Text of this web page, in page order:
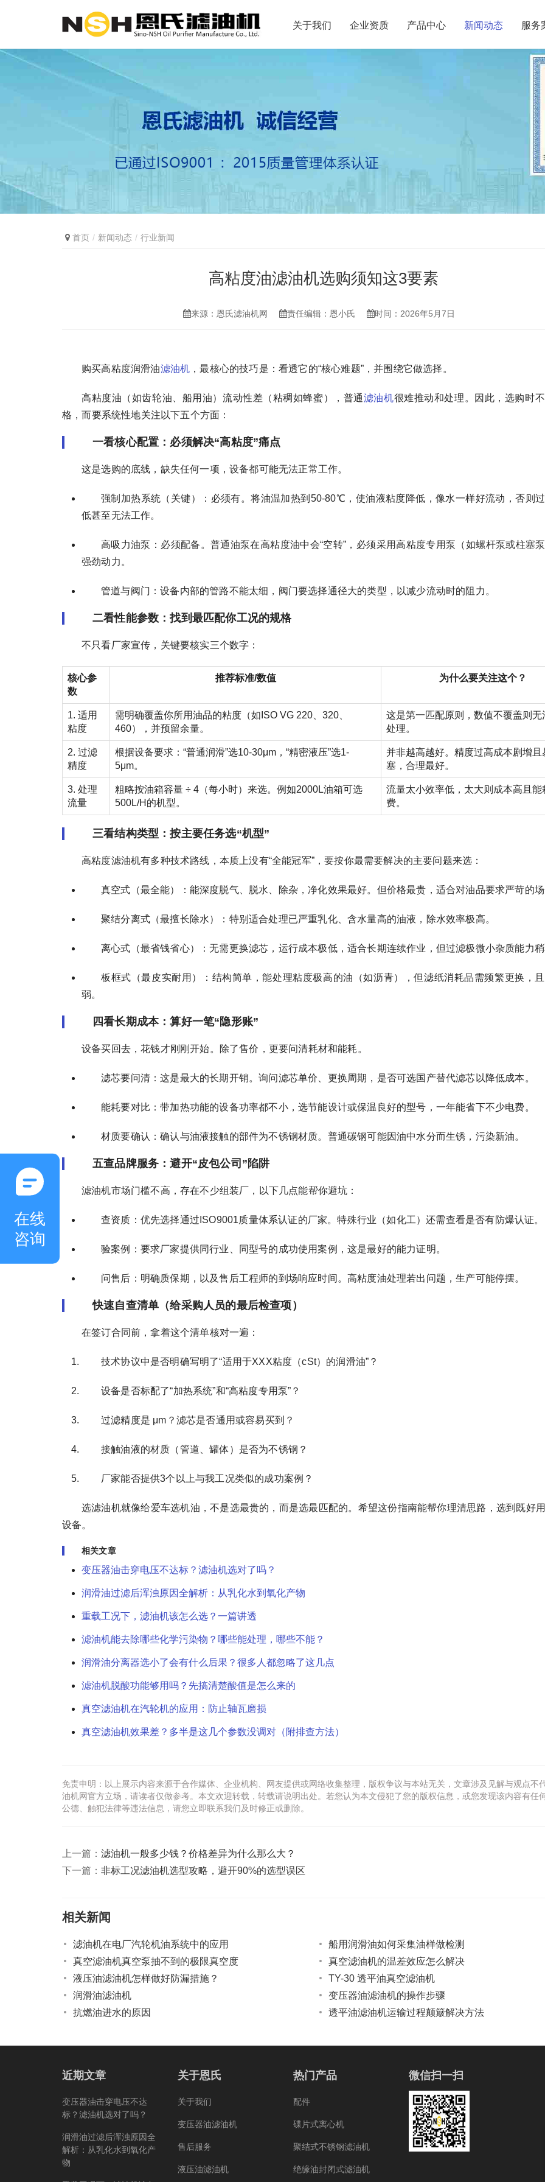
关于我们 企业资质 产品中心 新闻动态 服务
首页 新闻动态 行业新闻
高粘度油滤油机选购须知这3要素
来源：恩氏滤油机网 责任编辑：恩小氏 时间：2026年5月7日
购买高粘度润滑油滤油机 ，最核心的技巧是：看透它的“核心难题”，并围绕它做选择。
高粘度油（如齿轮油、船用油）流动性差（粘稠如蜂蜜），普通滤油机很难推动和处理。因此，选购时
格，而要系统性地关注以下五个方面：
一看核心配置：必须解决“高粘度”痛点
这是选购的底线，缺失任何一项，设备都可能无法正常工作。
强制加热系统（关键）：必须有。将油温加热到50-80℃，使油液粘度降低，像水一样好流动，否则
低甚至无法工作。
高吸力油泵：必须配备。普通油泵在高粘度油中会“空转”，必须采用高粘度专用泵（如螺杆泵或柱塞
强劲动力。
管道与阀门：设备内部的管路不能太细，阀门要选择通径大的类型，以减少流动时的阻力。
二看性能参数：找到最匹配你工况的规格
不只看厂家宣传，关键要核实三个数字：
核心参
数
推荐标准/数值 为什么要关注这个？
1. 适用
粘度
需明确覆盖你所用油品的粘度（如ISO VG 220、320、
460），并预留余量。
这是第一匹配原则，数值不覆盖则无
处理。
2. 过滤
精度
根据设备要求：“普通润滑”选10-30μm，“精密液压”选1-
5μm。
并非越高越好。精度过高成本剧增且
塞，合理最好。
3. 处理
流量
粗略按油箱容量 ÷ 4（每小时）来选。例如2000L油箱可选
500L/H的机型。
流量太小效率低，太大则成本高且能
费。
三看结构类型：按主要任务选“机型”
高粘度滤油机有多种技术路线，本质上没有“全能冠军”，要按你最需要解决的主要问题来选：
真空式（最全能）：能深度脱气、脱水、除杂，净化效果最好。但价格最贵，适合对油品要求严苛的场
聚结分离式（最擅长除水）：特别适合处理已严重乳化、含水量高的油液，除水效率极高。
离心式（最省钱省心）：无需更换滤芯，运行成本极低，适合长期连续作业，但过滤极微小杂质能力稍
板框式（最皮实耐用）：结构简单，能处理粘度极高的油（如沥青），但滤纸消耗品需频繁更换，
弱。
四看长期成本：算好一笔“隐形账”
设备买回去，花钱才刚刚开始。除了售价，更要问清耗材和能耗。
滤芯要问清：这是最大的长期开销。询问滤芯单价、更换周期，是否可选国产替代滤芯以降低成本。
能耗要对比：带加热功能的设备功率都不小，选节能设计或保温良好的型号，一年能省下不少电费。
材质要确认：确认与油液接触的部件为不锈钢材质。普通碳钢可能因油中水分而生锈，污染新油。
五查品牌服务：避开“皮包公司”陷阱
滤油机市场门槛不高，存在不少组装厂，以下几点能帮你避坑：
查资质：优先选择通过ISO9001质量体系认证的厂家。特殊行业（如化工）还需查看是否有防爆认证。
验案例：要求厂家提供同行业、同型号的成功使用案例，这是最好的能力证明。
问售后：明确质保期，以及售后工程师的到场响应时间。高粘度油处理若出问题，生产可能停摆。
快速自查清单（给采购人员的最后检查项）
在签订合同前，拿着这个清单核对一遍：
技术协议中是否明确写明了“适用于XXX粘度（cSt）的润滑油”？
设备是否标配了“加热系统”和“高粘度专用泵”？
过滤精度是 μm？滤芯是否通用或容易买到？
接触油液的材质（管道、罐体）是否为不锈钢？
厂家能否提供3个以上与我工况类似的成功案例？
选滤油机就像给爱车选机油，不是选最贵的，而是选最匹配的。希望这份指南能帮你理清思路，选到既好
设备。
相关文章
变压器油击穿电压不达标？滤油机选对了吗？
润滑油过滤后浑浊原因全解析：从乳化水到氧化产物
重载工况下，滤油机该怎么选？一篇讲透
滤油机能去除哪些化学污染物？哪些能处理，哪些不能？
润滑油分离器选小了会有什么后果？很多人都忽略了这几点
滤油机脱酸功能够用吗？先搞清楚酸值是怎么来的
真空滤油机在汽轮机的应用：防止轴瓦磨损
真空滤油机效果差？多半是这几个参数没调对（附排查方法）
免责申明：以上展示内容来源于合作媒体、企业机构、网友提供或网络收集整理，版权争议与本站无关，文章涉及见解与观点不
油机网官方立场，请读者仅做参考。本文欢迎转载，转载请说明出处。若您认为本文侵犯了您的版权信息，或您发现该内容有任
公德、触犯法律等违法信息，请您立即联系我们及时修正或删除。
上一篇： 滤油机一般多少钱？价格差异为什么那么大？
下一篇： 非标工况滤油机选型攻略，避开90%的选型误区
相关新闻
滤油机在电厂汽轮机油系统中的应用
船用润滑油如何采集油样做检测
真空滤油机真空泵抽不到的极限真空度
真空滤油机的温差效应怎么解决
液压油滤油机怎样做好防漏措施？
TY-30 透平油真空滤油机
润滑油滤油机
变压器油滤油机的操作步骤
抗燃油进水的原因
透平油滤油机运输过程颠簸解决方法
近期文章
变压器油击穿电压不达
标？滤油机选对了吗？
润滑油过滤后浑浊原因全
解析：从乳化水到氧化产
物
关于恩氏
关于我们
变压器油滤油机
售后服务
液压油滤油机
热门产品
配件
碟片式离心机
聚结式不锈钢滤油机
绝缘油封闭式滤油机
微信扫一扫
在线
咨询